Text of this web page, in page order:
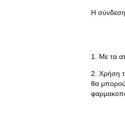
Η σύνδεση
1. Με τα
2. Χρήση
θα